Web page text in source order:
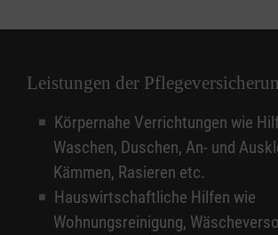
Leistungen der
Körpernahe Verrichtungen wie
Waschen, Duschen, An- und
Kämmen, Rasieren etc.
Hauswirtschaftliche Hilfen wie
Wohnungsreinigung,